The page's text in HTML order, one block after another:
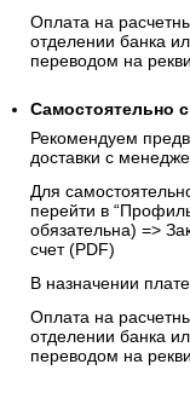
Оплата на
отделении банка
переводом на
Самостоятельно
Рекомендуем
доставки с
Для
перейти в
обязательна) =>
счет (PDF)
В назначении
Оплата на
отделении банка
переводом на